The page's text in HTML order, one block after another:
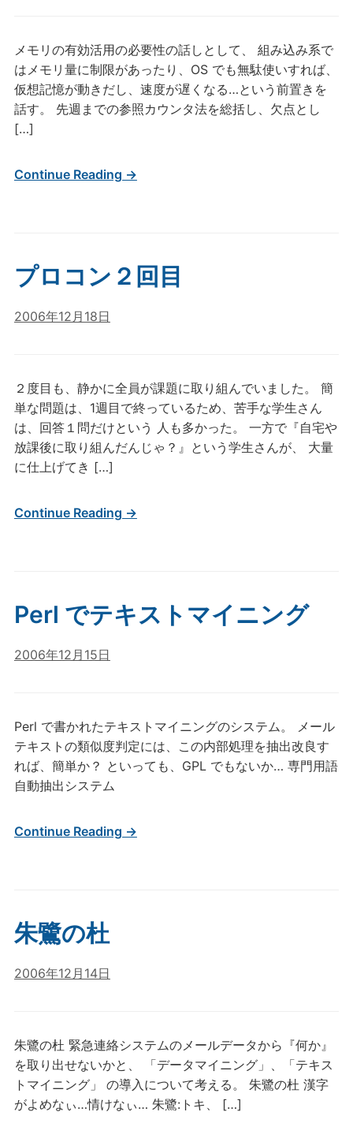
メモリの有効活用の必要性の話しとして、 組み込み系で
はメモリ量に制限があったり、OS でも無駄使いすれば、
仮想記憶が動きだし、速度が遅くなる…という前置きを
話す。 先週までの参照カウンタ法を総括し、欠点とし
[…]
Continue Reading →
プロコン２回目
2006年12月18日
２度目も、静かに全員が課題に取り組んでいました。 簡
単な問題は、1週目で終っているため、苦手な学生さん
は、回答１問だけという 人も多かった。 一方で『自宅や
放課後に取り組んだんじゃ？』という学生さんが、 大量
に仕上げてき […]
Continue Reading →
Perl でテキストマイニング
2006年12月15日
Perl で書かれたテキストマイニングのシステム。 メール
テキストの類似度判定には、この内部処理を抽出改良す
れば、簡単か？ といっても、GPL でもないか… 専門用語
自動抽出システム
Continue Reading →
朱鷺の杜
2006年12月14日
朱鷺の杜 緊急連絡システムのメールデータから『何か』
を取り出せないかと、 「データマイニング」、「テキス
トマイニング」 の導入について考える。 朱鷺の杜 漢字
がよめなぃ…情けなぃ… 朱鷺:トキ、 […]